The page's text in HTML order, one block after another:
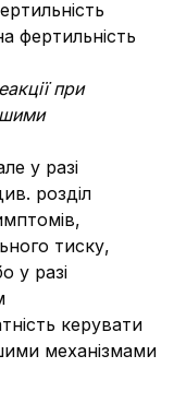
фертильність
при
у разі
розділ
тиску,
у разі
керувати
механізмами